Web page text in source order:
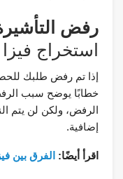
رفض
استخراج
إذا تم رفض طلبك
خطابًا يوضح سبب
الرفض، ولكن لن يتم
إضافية.
اقرأ أيضًا: الفرق بين